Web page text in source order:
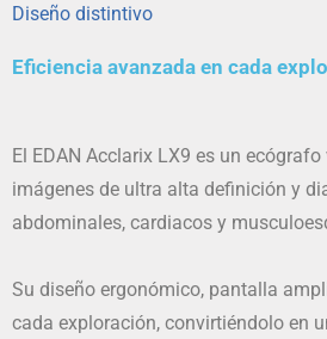
Diseño distintivo
Eficiencia avanzada en cada
El EDAN Acclarix LX9 es un
imágenes de ultra alta definición y
abdominales, cardiacos y
Su diseño ergonómico, pantalla
cada exploración, convirtiéndolo en